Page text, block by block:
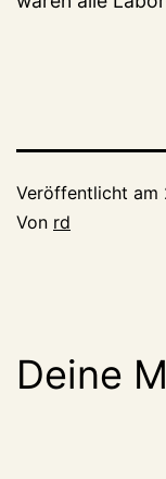
Veröffentlicht am
Von rd
Deine